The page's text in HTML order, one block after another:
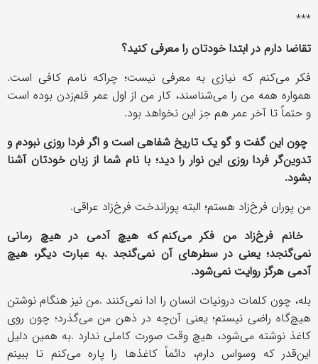
***
تقاضا دارم در ابتدا خودتان را معرفی کنید؟
فکر میکنم که نیازی به معرفی نیست؛ چراکه نامم کافی است.
همواره همه من را میشناسند، کار من از اول عمر قلمزدن بوده است
و حتماً تا آخر عمر هم جز این نخواهد بود.
چون این گفت و گو یک تاریخ شفاهی است و اگر فردا روزی نبودم و
تدوینگر فردا روزی این نوار را دید؛ با نام شما از زبان خودتان آشنا
بشود.
من پوران فرخزاد هستم؛ البته پوراندخت فرخزاد عراقی.
خانم فرخزاد من فکر میکنم که هیچ آدمی در هیچ رمانی
نمیگنجد؛ یعنی در سطرهای آن نمیگنجد.به عبارت دیگر، هیچ
آدمی هرگز روایت نمیشود.
بله، چون کلمات درونیات انسان را ادا نمیکنند .من نیز هنگام نوشتن
هیچگاه راضی نیستم؛ یعنی آنچه در ذهن من میگذرد؛ چون روی
کاغذ نوشته میشود، هیچ وقت صورت کاملی ندارد .به همین دلیل
اینقدر که وسواس دارم، دائماً کاغذها را پاره میکنم تا ببینم